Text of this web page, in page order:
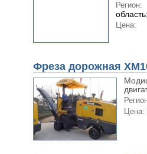
Регион:
Цена:
Фреза дорожная
Цена: